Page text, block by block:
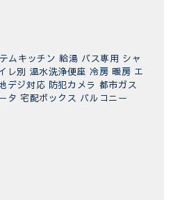
ムキッチン 給湯 バス専用 シャ
レ別 温水洗浄便座 冷房 暖房 エ
デジ対応 防犯カメラ 都市ガス
タ 宅配ボックス バルコニー